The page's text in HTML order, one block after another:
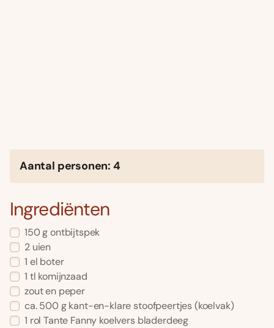
Aantal personen: 4
Ingrediënten
150 g ontbijtspek
2 uien
1 el boter
1 tl komijnzaad
zout en peper
ca. 500 g kant-en-klare stoofpeertjes (koelvak)
1 rol Tante Fanny koelvers bladerdeeg